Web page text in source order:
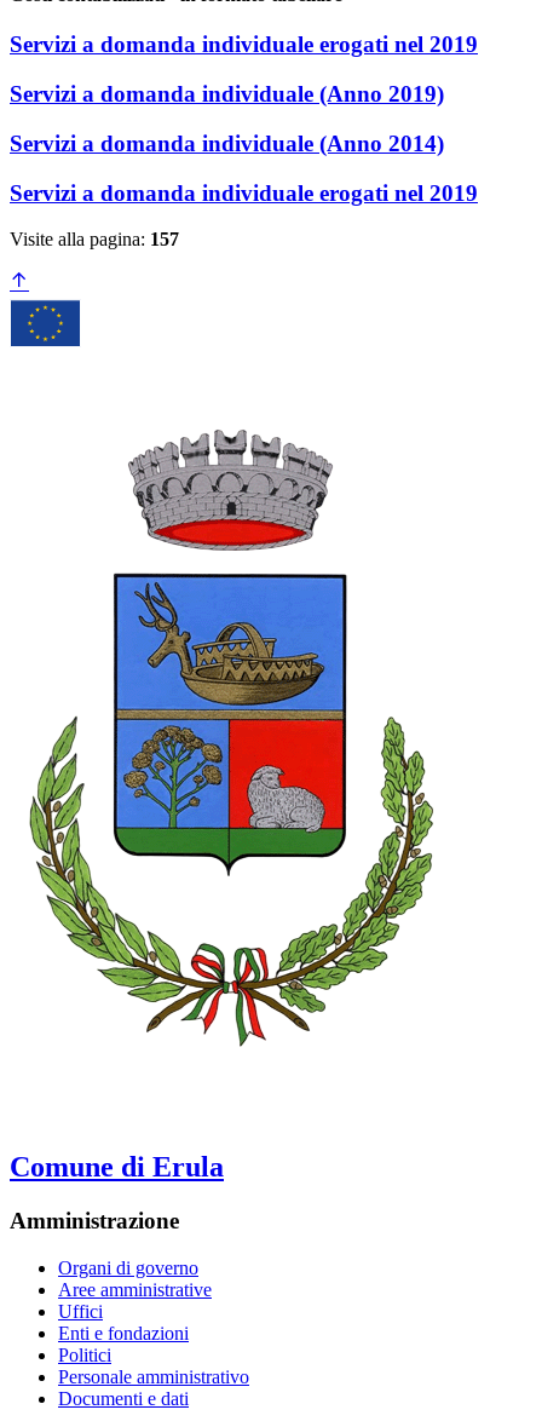
Servizi a domanda individuale erogati nel 2019
Servizi a domanda individuale (Anno 2019)
Servizi a domanda individuale (Anno 2014)
Servizi a domanda individuale erogati nel 2019
Visite alla pagina: 157
Comune di Erula
Amministrazione
Organi di governo
Aree amministrative
Uffici
Enti e fondazioni
Politici
Personale amministrativo
Documenti e dati